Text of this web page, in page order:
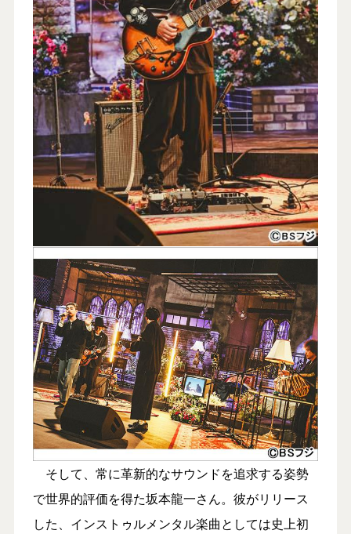
そして、常に革新的なサウンドを追求する姿勢
で世界的評価を得た坂本龍一さん。彼がリリース
した、インストゥルメンタル楽曲としては史上初